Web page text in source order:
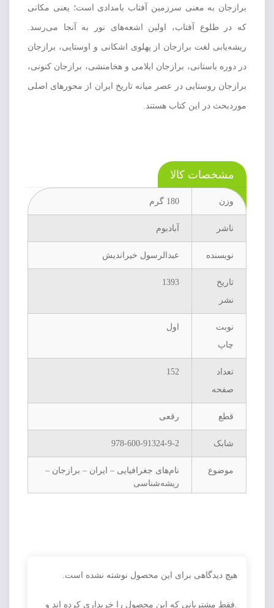
برازجان به معنی سرزمین آفتاب بامدادی است؛ یعنی مکانی
که در طلوع آفتاب، اولین اشعه‌های نور به آنجا می‌رسد.
ریشه‌یابی لغت برازجان از پهلوی اشکانی و اوستایی، برازجان
در دوره باستانی، برازجان ایلامی و هخامنشی، برازجان کنونی،
برازجان روستایی در عصر میانه تاریخ ایران از محورهای اصلی
موردبحث در این کتاب هستند.
مشخصات کالا
وزن 180 گرم
ناشر آبادبوم
نویسنده عبدالرسول خیراندیش
تاریخ
نشر
1393
نوبت
چاپ
اول
تعداد
صفحه
152
قطع رقعی
شابک 978-600-91324-9-2
موضوع
نام‌های جغرافیایی – ایران – برازجان –
ریشه‌شناسی
هیچ دیدگاهی برای این محصول نوشته نشده است.
.فقط مشتریانی که این محصول را خریداری کرده اند و